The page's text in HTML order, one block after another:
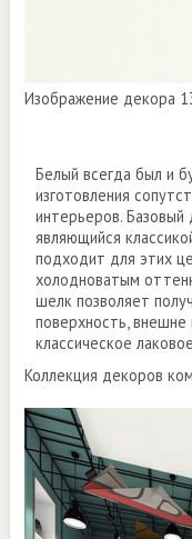
Изображение декора
Белый всегда был и
изготовления
интерьеров. Базовый
являющийся
подходит для этих
холодноватым
шелк позволяет
поверхность,
классическое
Коллекция декоров